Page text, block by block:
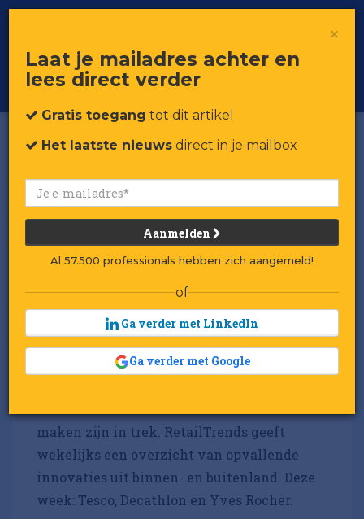
Voor professionals in retail & brands
Toggle
RetailTech: advertenties
in ieder gangpad
Door:
Redactie RetailTrends
Gepubliceerd op 16 oktober 2024 om 12:14
Laatst gewijzigd: 23 oktober 2024 om 17:07
T echnologische innovatie stelt
retailers en merken in staat klanten
maken zijn in trek. RetailTrends geeft
wekelijks een overzicht van opvallende
innovaties uit binnen- en buitenland. Deze
week: Tesco, Decathlon en Yves Rocher.
×
Laat je mailadres achter en
lees direct verder
Gratis toegang tot dit artikel
Het laatste nieuws direct in je mailbox
Aanmelden
Al 57.500 professionals hebben zich aangemeld!
of
Ga verder met LinkedIn
Ga verder met Google